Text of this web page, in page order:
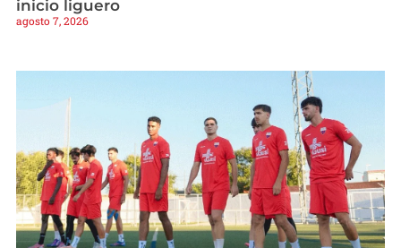
inicio liguero
agosto 7, 2026